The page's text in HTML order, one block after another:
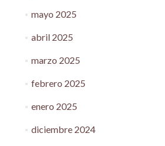
mayo 2025
abril 2025
marzo 2025
febrero 2025
enero 2025
diciembre 2024